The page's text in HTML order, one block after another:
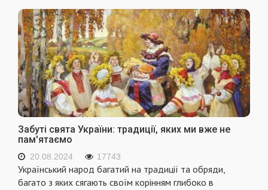
Забуті свята України: традиції, яких ми вже не
пам'ятаємо
20.08.2024 17743
Український народ багатий на традиції та обряди,
багато з яких сягають своїм корінням глибоко в